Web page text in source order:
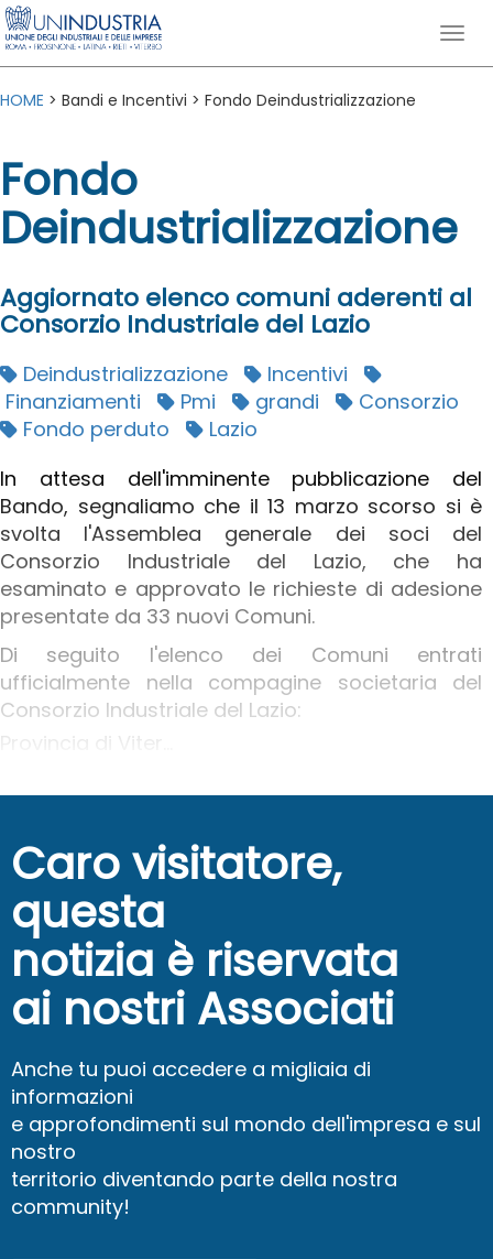
HOME > Bandi e Incentivi > Fondo Deindustrializzazione
Fondo
Deindustrializzazione
Aggiornato elenco comuni aderenti al
Consorzio Industriale del Lazio
Deindustrializzazione
Incentivi
Finanziamenti
Pmi grandi
Consorzio
Fondo perduto
Lazio
In attesa dell'imminente pubblicazione del
Bando, segnaliamo che il 13 marzo scorso si è
svolta l'Assemblea generale dei soci del
Consorzio Industriale del Lazio, che ha
esaminato e approvato le richieste di adesione
presentate da 33 nuovi Comuni.
Di seguito l'elenco dei Comuni entrati
ufficialmente nella compagine societaria del
Consorzio Industriale del Lazio:
Caro visitatore,
questa
notizia è riservata
ai nostri Associati
Anche tu puoi accedere a migliaia di
informazioni
e approfondimenti sul mondo dell'impresa e sul
nostro
territorio diventando parte della nostra
community!